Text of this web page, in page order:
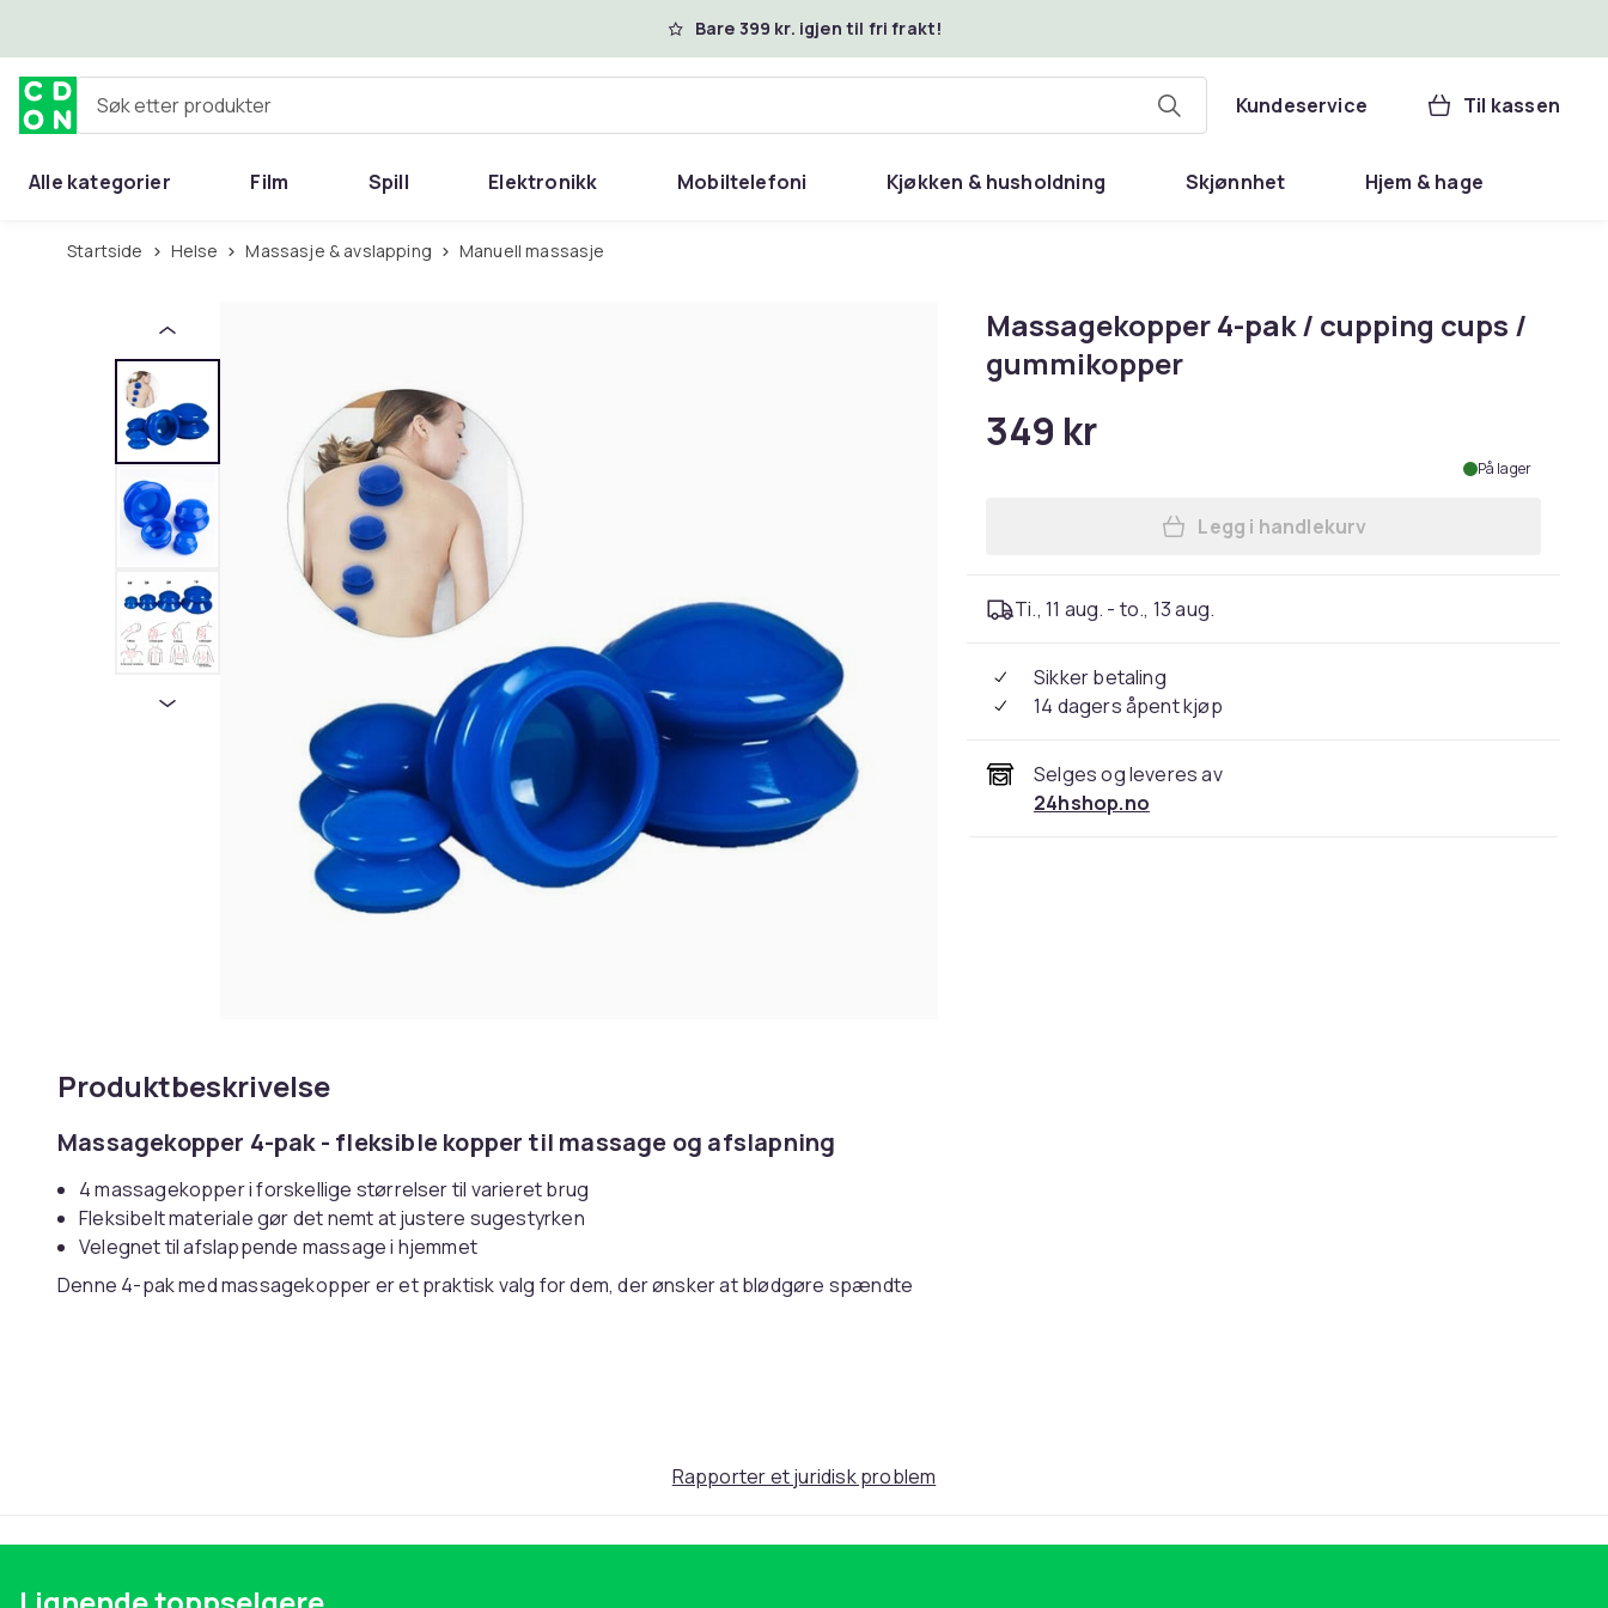
Bare 399 kr. igjen til fri frakt!
Søk etter produkter Kundeservice Til kassen
Alle kategorier Film Spill Elektronikk Mobiltelefoni Kjøkken & husholdning Skjønnhet Hjem & hage
Startside Helse Massasje & avslapping Manuell massasje
Produktbeskrivelse
Massagekopper 4-pak - fleksible kopper til massage og afslapning
4 massagekopper i forskellige størrelser til varieret brug
Fleksibelt materiale gør det nemt at justere sugestyrken
Velegnet til afslappende massage i hjemmet
Denne 4-pak med massagekopper er et praktisk valg for dem, der ønsker at blødgøre spændte
Massagekopper 4-pak / cupping cups /
gummikopper
349 kr
På lager
Legg Massagekopper 4-pak /
Legg i handlekurv
Ti., 11 aug. - to., 13 aug.
Sikker betaling
14 dagers åpent kjøp
Selges og leveres av
24hshop.no
Rapporter et juridisk problem